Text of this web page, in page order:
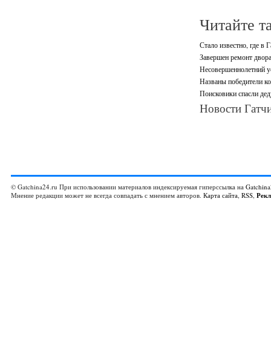
Читайте
Стало известно, где в
Завершен ремонт
Несовершеннолетний
Названы победители
Поисковики спасли
Новости
© Gatchina24.ru При использовании материалов индексируемая гиперссылка на
Мнение редакции может не всегда совпадать с мнением авторов. Карта сайта, RSS,